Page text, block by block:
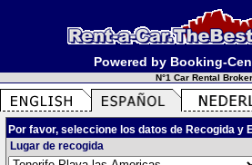
Powered by Booking-
N°1 Car Rental Broker
Por favor, seleccione los datos de Recogida y
Lugar de recogida